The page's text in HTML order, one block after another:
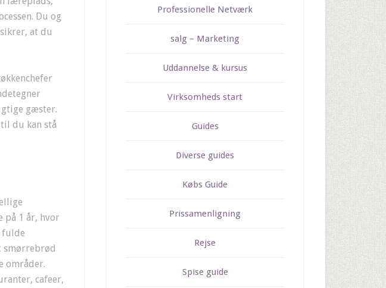
Du og
at du
gæster.
du kan stå
på 1 år, hvor
smørrebrød
områder.
cafeer,
Professionelle Netværk
salg – Marketing
Uddannelse & kursus
Virksomheds start
Guides
Diverse guides
Købs Guide
Prissamenligning
Rejse
Spise guide